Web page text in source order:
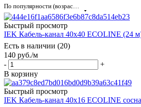
Быстрый просмотр
IEK Кабель-канал 40х40 ECOLINE (24
Есть в наличии (20)
140 руб./м
-
+
В корзину
Быстрый просмотр
IEK Кабель-канал 40х16 ECOLINE